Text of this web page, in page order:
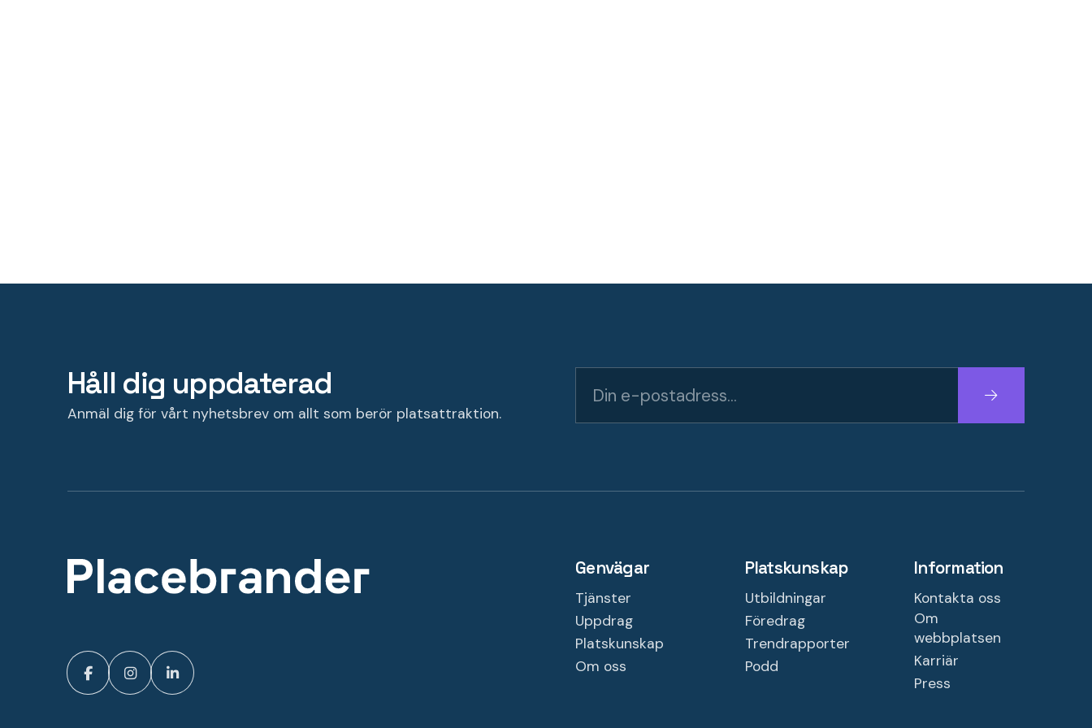
Håll dig uppdaterad
Anmäl dig för vårt nyhetsbrev om allt som berör platsattraktion.
Fortsätt
Genvägar
Tjänster
Uppdrag
Platskunskap
Om oss
Platskunskap
Utbildningar
Föredrag
Trendrapporter
Podd
Information
Kontakta oss
Om
webbplatsen
Karriär
Press